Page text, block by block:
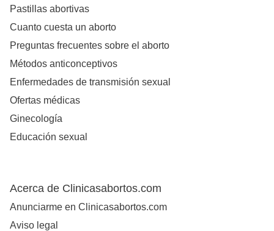
Pastillas abortivas
Cuanto cuesta un aborto
Preguntas frecuentes sobre el aborto
Métodos anticonceptivos
Enfermedades de transmisión sexual
Ofertas médicas
Ginecología
Educación sexual
Acerca de Clinicasabortos.com
Anunciarme en Clinicasabortos.com
Aviso legal